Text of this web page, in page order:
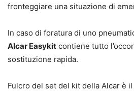
fronteggiare una situazione di
In caso di foratura di uno
Alcar Easykit contiene tutto
sostituzione rapida.
Fulcro del set del kit della Alcar è